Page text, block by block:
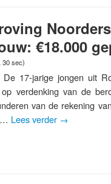
€18.000
30 sec)
17-jarige jongen uit
verdenking van de
van de rekening
… Lees verder →